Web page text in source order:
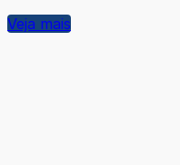
Veja mais